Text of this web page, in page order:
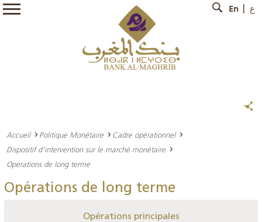
En ع
Accueil Politique Monétaire
Cadre opérationnel
Dispositif d’intervention sur le marché monétaire
Opérations de long terme
Opérations de long terme
Opérations principales